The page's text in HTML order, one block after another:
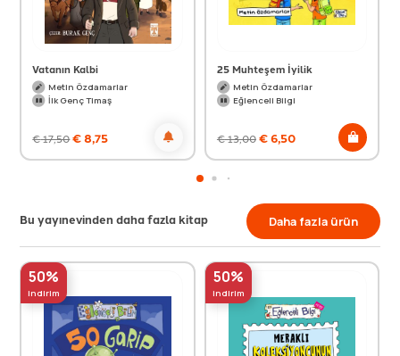
Vatanın Kalbi
Metin Özdamarlar
İlk Genç Timaş
€17,50€8,75
25 Muhteşem İyilik
Metin Özdamarlar
Eğlenceli Bilgi
€13,00€6,50
Bu yayınevinden daha fazla kitap Daha fazla ürün
50%
indirim
50%
indirim